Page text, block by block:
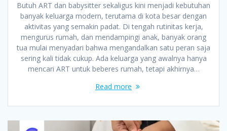
Butuh ART dan babysitter sekaligus kini menjadi kebutuhan
banyak keluarga modern, terutama di kota besar dengan
aktivitas yang semakin padat. Di tengah rutinitas kerja,
mengurus rumah, dan mendampingi anak, banyak orang
tua mulai menyadari bahwa mengandalkan satu peran saja
sering kali tidak cukup. Ada keluarga yang awalnya hanya
mencari ART untuk beberes rumah, tetapi akhirnya…
Read more